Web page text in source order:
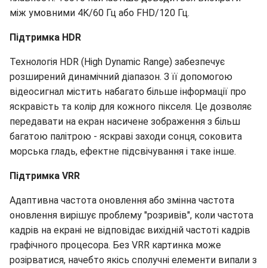
між умовними 4K/60 Гц або FHD/120 Гц.
Підтримка HDR
Технологія HDR (High Dynamic Range) забезпечує
розширений динамічний діапазон. З її допомогою
відеосигнал містить набагато більше інформації про
яскравість та колір для кожного пікселя. Це дозволяє
передавати на екран насичене зображення з більш
багатою палітрою - яскраві заходи сонця, соковита
морська гладь, ефектне підсвічування і таке інше.
Підтримка VRR
Адаптивна частота оновлення або змінна частота
оновлення вирішує проблему "розривів", коли частота
кадрів на екрані не відповідає вихідній частоті кадрів
графічного процесора. Без VRR картинка може
розірватися, начебто якісь сполучні елементи випали з